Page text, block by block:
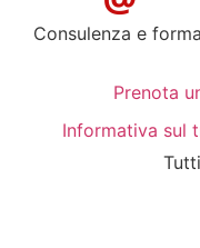
Consulenza e
Prenota
Informativa sul